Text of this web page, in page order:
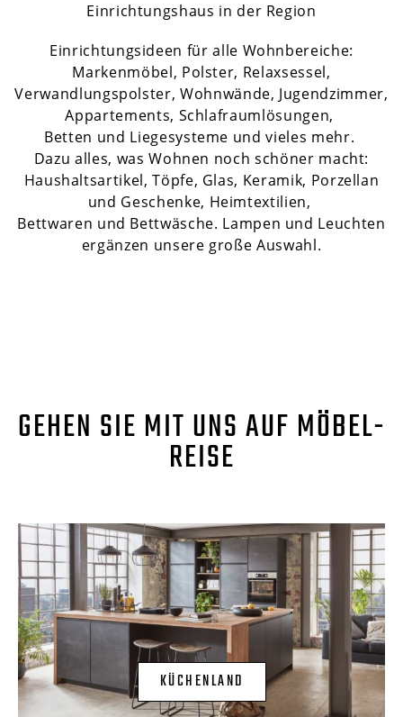
Einrichtungshaus in der Region
Einrichtungsideen für alle Wohnbereiche:
Markenmöbel, Polster, Relaxsessel,
Verwandlungspolster, Wohnwände, Jugendzimmer,
Appartements, Schlafraumlösungen,
Betten und Liegesysteme und vieles mehr.
Dazu alles, was Wohnen noch schöner macht:
Haushaltsartikel, Töpfe, Glas, Keramik, Porzellan
und Geschenke, Heimtextilien,
Bettwaren und Bettwäsche. Lampen und Leuchten
ergänzen unsere große Auswahl.
GEHEN SIE MIT UNS AUF MÖBEL-
REISE
KÜCHENLAND